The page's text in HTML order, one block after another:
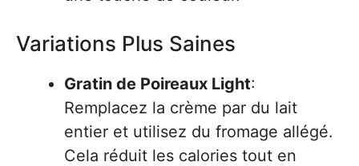
Variations Plus Saines
Gratin de Poireaux Light:
Remplacez la crème par du lait
entier et utilisez du fromage allégé.
Cela réduit les calories tout en